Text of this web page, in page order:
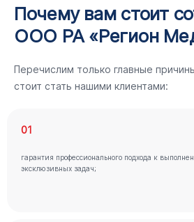
Почему вам стоит
ООО РА «Регион
Перечислим только главные
стоит стать нашими клиентами:
01
гарантия профессионального подхода к
эксклюзивных задач;